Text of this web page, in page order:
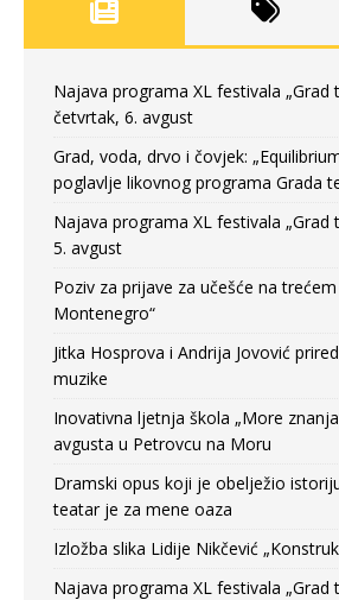
Najava programa XL festivala „Grad
četvrtak, 6. avgust
Grad, voda, drvo i čovjek:
poglavlje likovnog programa Grada
Najava programa XL festivala „Grad
5. avgust
Poziv za prijave za učešće na
Montenegro“
Jitka Hosprova i Andrija Jovović
muzike
Inovativna ljetnja škola „More
avgusta u Petrovcu na Moru
Dramski opus koji je obelježio
teatar je za mene oaza
Izložba slika Lidije Nikčević
Najava programa XL festivala „Grad